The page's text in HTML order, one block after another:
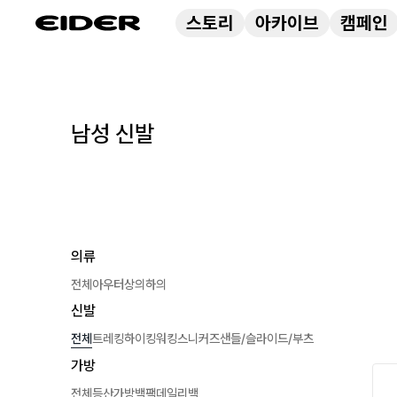
스토리 아카이브 캠페인
남성 신발
의류
전체아우터상의하의
신발
전체트레킹하이킹워킹스니커즈샌들/슬라이드/부츠
가방
전체등산가방백팩데일리백